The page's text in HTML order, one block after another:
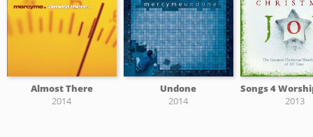
Almost There
2014
Undone
2014
2013